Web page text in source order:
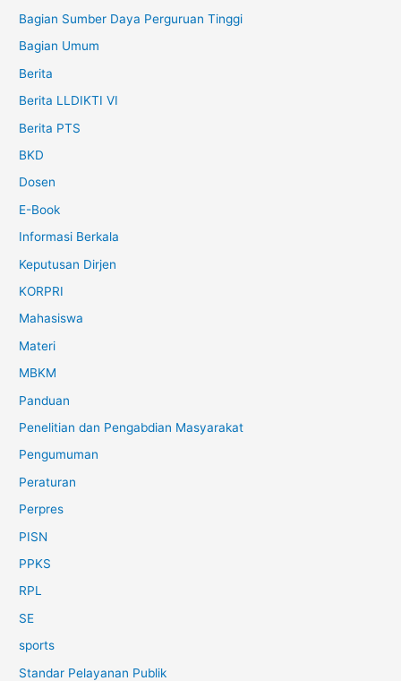
Bagian Sumber Daya Perguruan Tinggi
Bagian Umum
Berita
Berita LLDIKTI VI
Berita PTS
BKD
Dosen
E-Book
Informasi Berkala
Keputusan Dirjen
KORPRI
Mahasiswa
Materi
MBKM
Panduan
Penelitian dan Pengabdian Masyarakat
Pengumuman
Peraturan
Perpres
PISN
PPKS
RPL
SE
sports
Standar Pelayanan Publik